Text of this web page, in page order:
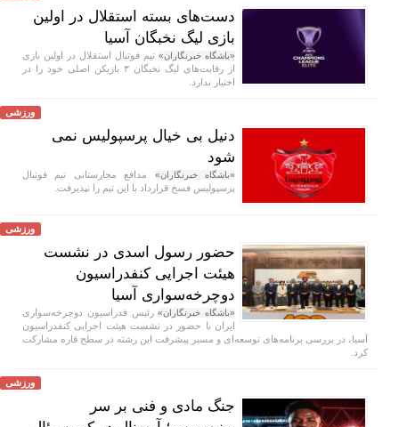
دست‌های بسته استقلال در اولین
بازی لیگ نخبگان آسیا
«باشگاه خبرنگاران» تیم فوتبال استقلال در اولین بازی
از رقابت‌های لیگ نخبگان ۳ بازیکن اصلی خود را در
اختیار ندارد.
ورزشی
دنیل بی خیال پرسپولیس نمی
شود
«باشگاه خبرنگاران» مدافع مجارستانی تیم فوتبال
پرسپولیس فسخ قرارداد با این تیم را نپذیرفت.
ورزشی
حضور رسول اسدی در نشست
هیئت اجرایی کنفدراسیون
دوچرخه‌سواری آسیا
«باشگاه خبرنگاران»رئیس فدراسیون دوچرخه‌سواری
ایران با حضور در نشست هیئت اجرایی کنفدراسیون
آسیا، در بررسی برنامه‌های توسعه‌ای و مسیر پیشرفت این رشته در سطح قاره مشارکت
کرد.
ورزشی
جنگ مادی و فنی بر سر